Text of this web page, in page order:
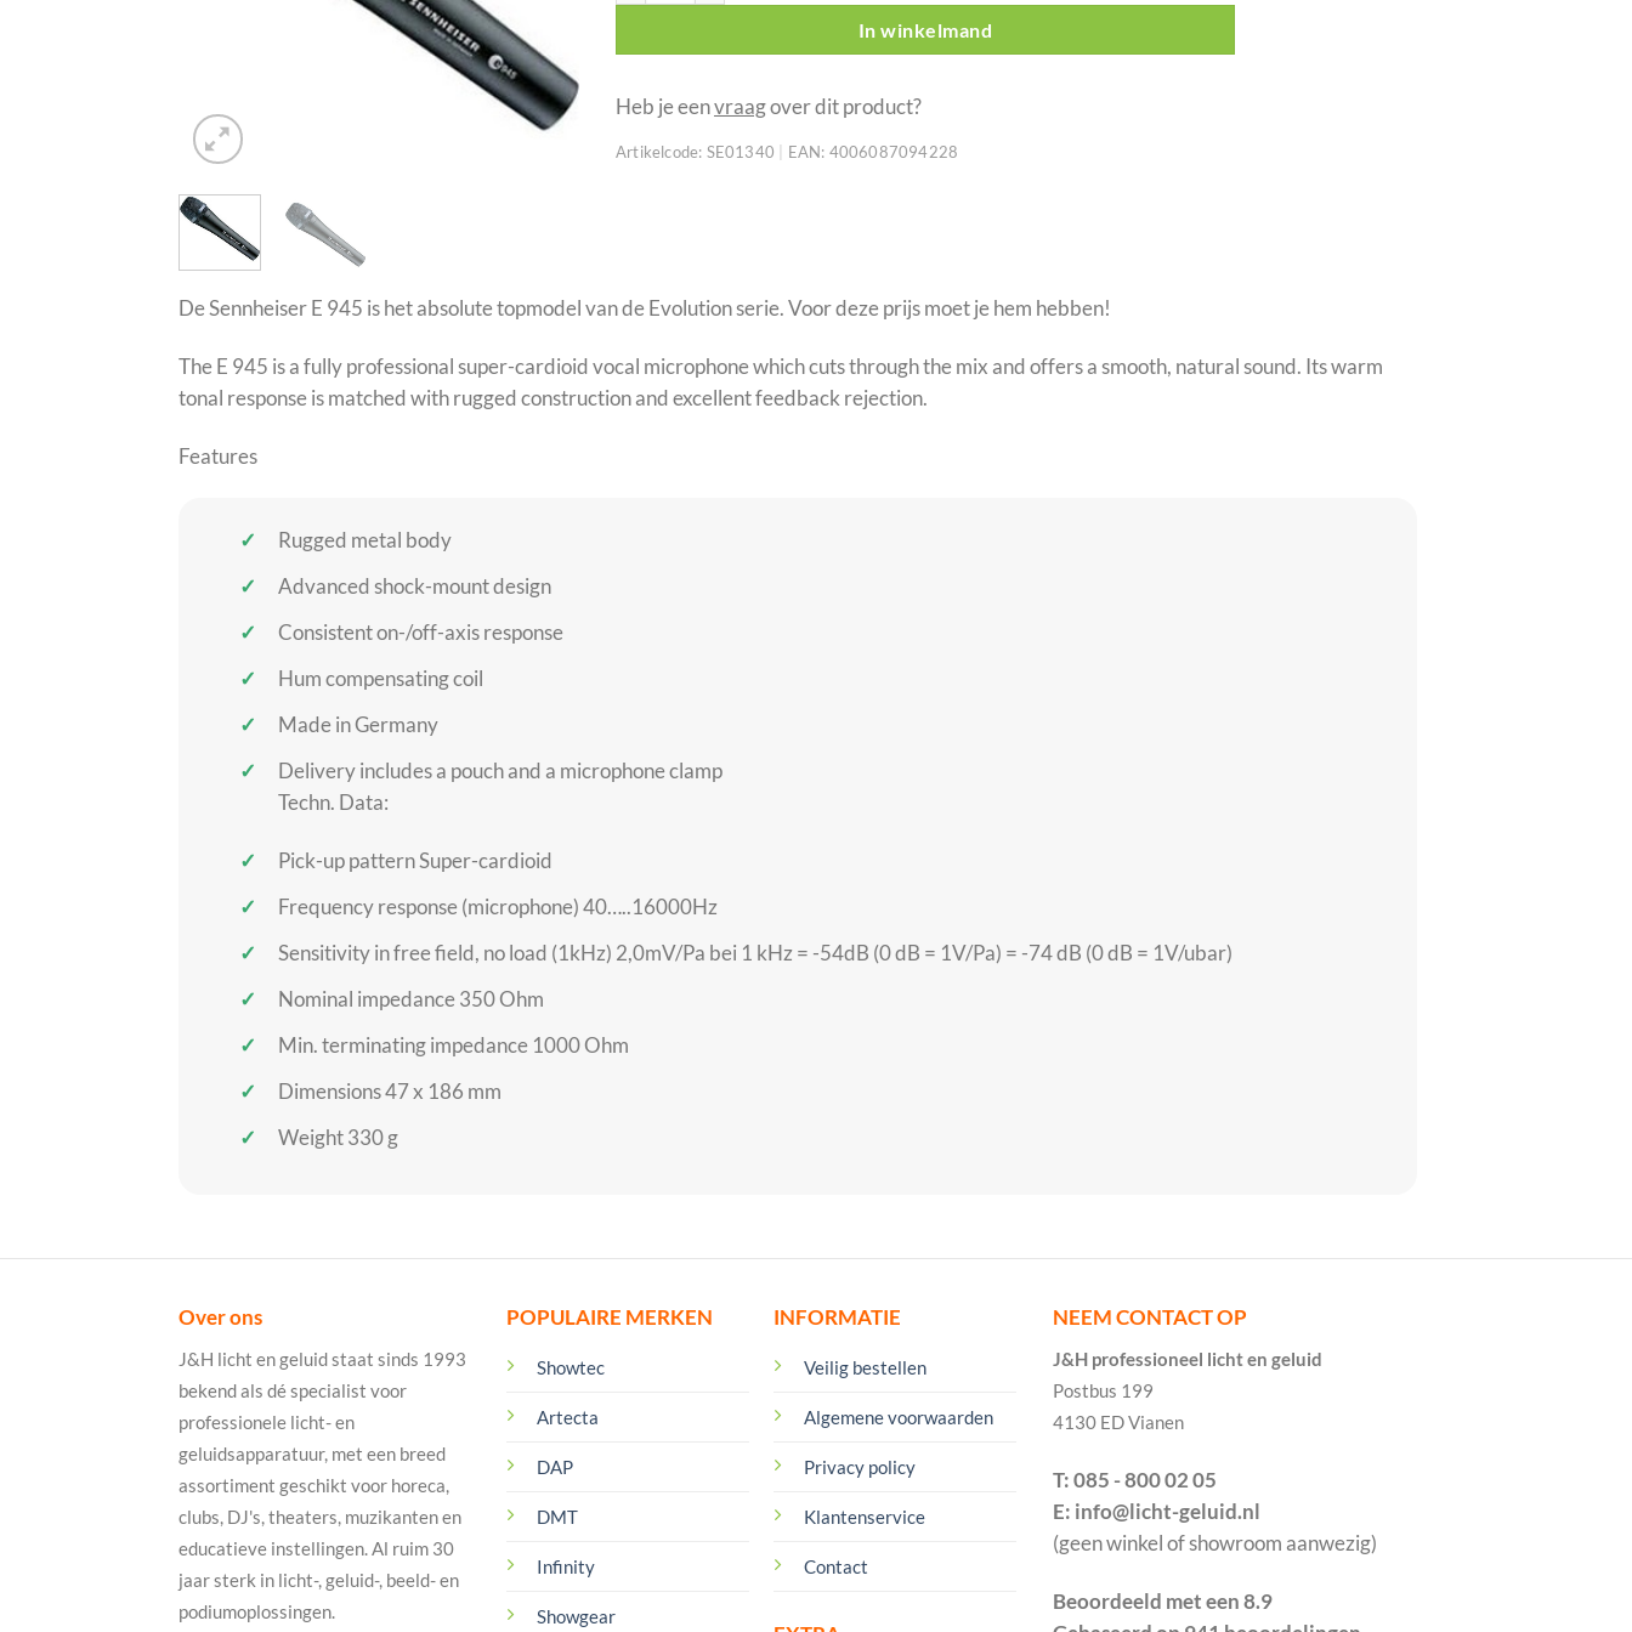
In winkelmand
Heb je eenvraagover dit product?
Artikelcode: SE01340 EAN: 4006087094228
De Sennheiser E 945 is het absolute topmodel van de Evolution serie. Voor deze prijs moet je hem hebben!
The E 945 is a fully professional super-cardioid vocal microphone which cuts through the mix and offers a smooth, natural sound. Its warm
tonal response is matched with rugged construction and excellent feedback rejection.
Features
Rugged metal body
Advanced shock-mount design
Consistent on-/off-axis response
Hum compensating coil
Made in Germany
Delivery includes a pouch and a microphone clamp
Techn. Data:
Pick-up pattern Super-cardioid
Frequency response (microphone) 40…..16000Hz
Sensitivity in free field, no load (1kHz) 2,0mV/Pa bei 1 kHz = -54dB (0 dB = 1V/Pa) = -74 dB (0 dB = 1V/ubar)
Nominal impedance 350 Ohm
Min. terminating impedance 1000 Ohm
Dimensions 47 x 186 mm
Weight 330 g
Over ons
J&H licht en geluid staat sinds 1993
bekend als dé specialist voor
professionele licht- en
geluidsapparatuur, met een breed
assortiment geschikt voor horeca,
clubs, DJ's, theaters, muzikanten en
educatieve instellingen. Al ruim 30
jaar sterk in licht-, geluid-, beeld- en
podiumoplossingen.
POPULAIRE MERKEN
Showtec
Artecta
DAP
DMT
Infinity
Showgear
INFORMATIE
Veilig bestellen
Algemene voorwaarden
Privacy policy
Klantenservice
Contact
NEEM CONTACT OP
J&H professioneel licht en geluid
Postbus 199
4130 ED Vianen
T: 085 - 800 02 05
E: info@licht-geluid.nl
(geen winkel of showroom aanwezig)
Beoordeeld met een 8.9